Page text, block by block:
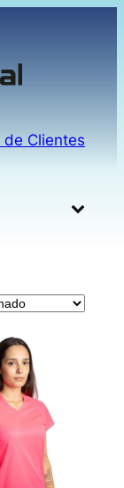
de Clientes